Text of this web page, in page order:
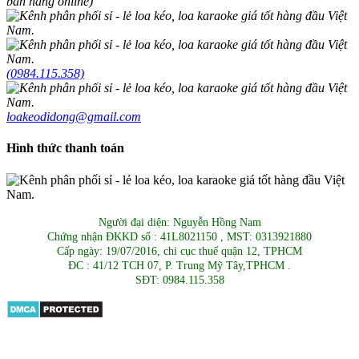
(0984.115.358)
loakeodidong@gmail.com
Hình thức thanh toán
Người đại diện: Nguyễn Hồng Nam
Chứng nhận ĐKKD số : 41L8021150 , MST: 0313921880
Cấp ngày: 19/07/2016, chi cục thuế quận 12, TPHCM
ĐC : 41/12 TCH 07, P. Trung Mỹ Tây,TPHCM .
SĐT: 0984.115.358